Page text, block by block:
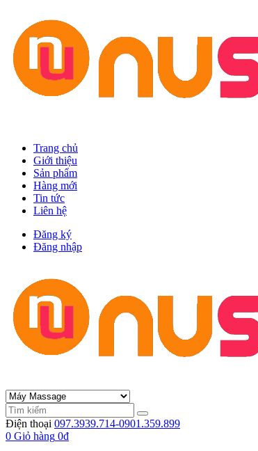
Trang chủ
Giới thiệu
Sản phẩm
Hàng mới
Tin tức
Liên hệ
Đăng ký
Đăng nhập
Điện thoại 097.3939.714-0901.359.899
0 Giỏ hàng 0đ